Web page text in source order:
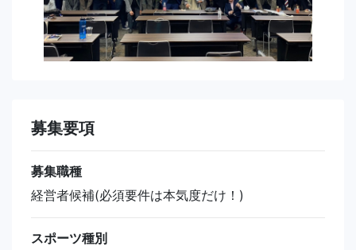
募集要項
募集職種
経営者候補(必須要件は本気度だけ！)
スポーツ種別